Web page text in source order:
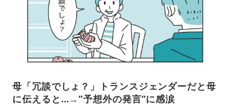
母「冗談でしょ？」トランスジェンダーだと母
に伝えると…→”予想外の発言”に感涙